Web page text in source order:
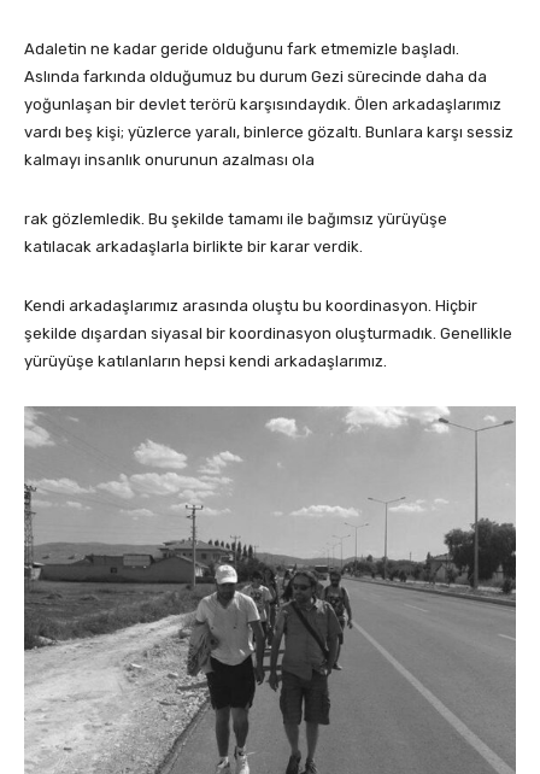
Adaletin ne kadar geride olduğunu fark etmemizle başladı.
Aslında farkında olduğumuz bu durum Gezi sürecinde daha da
yoğunlaşan bir devlet terörü karşısındaydık. Ölen arkadaşlarımız
vardı beş kişi; yüzlerce yaralı, binlerce gözaltı. Bunlara karşı sessiz
kalmayı insanlık onurunun azalması ola
rak gözlemledik. Bu şekilde tamamı ile bağımsız yürüyüşe
katılacak arkadaşlarla birlikte bir karar verdik.
Kendi arkadaşlarımız arasında oluştu bu koordinasyon. Hiçbir
şekilde dışardan siyasal bir koordinasyon oluşturmadık. Genellikle
yürüyüşe katılanların hepsi kendi arkadaşlarımız.